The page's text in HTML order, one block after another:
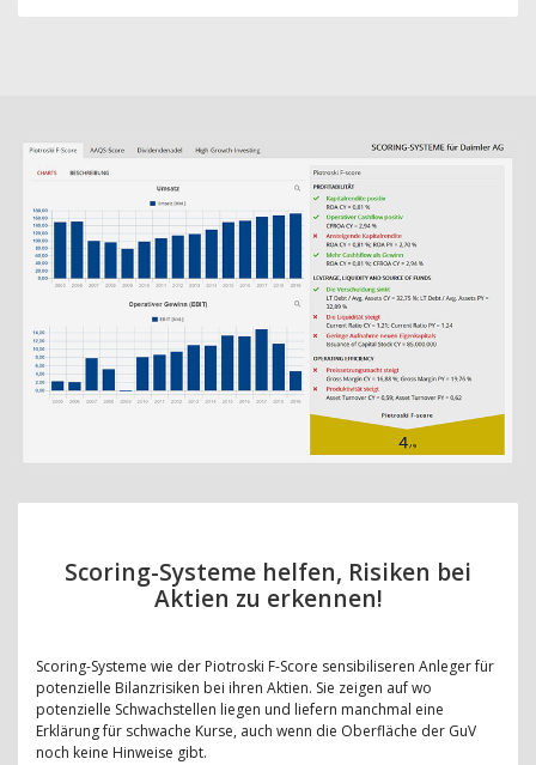
Scoring-Systeme helfen, Risiken bei
Aktien zu erkennen!
Scoring-Systeme wie der Piotroski F-Score sensibiliseren Anleger für
potenzielle Bilanzrisiken bei ihren Aktien. Sie zeigen auf wo
potenzielle Schwachstellen liegen und liefern manchmal eine
Erklärung für schwache Kurse, auch wenn die Oberfläche der GuV
noch keine Hinweise gibt.